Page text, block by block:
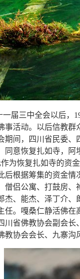
三中全会以后，
事活动。以后信教群
期间，四川省民委、
同意恢复扎如寺，阿
作为恢复扎如寺的资
后根据筹集的资金情
僧侣公寓、打鼓房、
杰、能杰、泽丁介、
任。嘎桑仁静活佛在
川省佛教协会副 会长
教协会会长、九寨沟